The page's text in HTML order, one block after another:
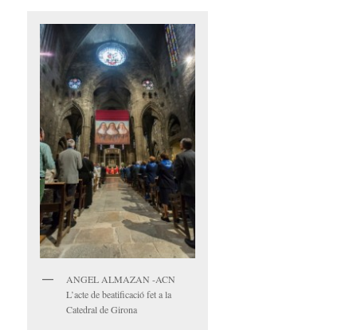
ANGEL ALMAZAN -ACN
L’acte de beatificació fet a la
Catedral de Girona